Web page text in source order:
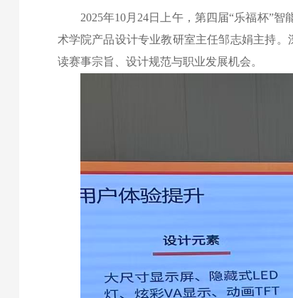
2025年10月24日上午，第四届“乐福杯”
术学院产品设计专业教研室主任邹志娟主持
读赛事宗旨、设计规范与职业发展机会。